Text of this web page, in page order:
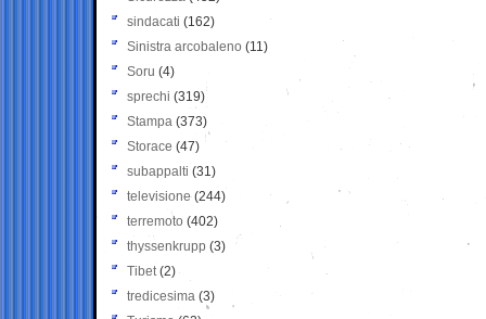
sindacati (162)
Sinistra arcobaleno (11)
Soru (4)
sprechi (319)
Stampa (373)
Storace (47)
subappalti (31)
televisione(244)
terremoto (402)
thyssenkrupp (3)
Tibet(2)
tredicesima (3)